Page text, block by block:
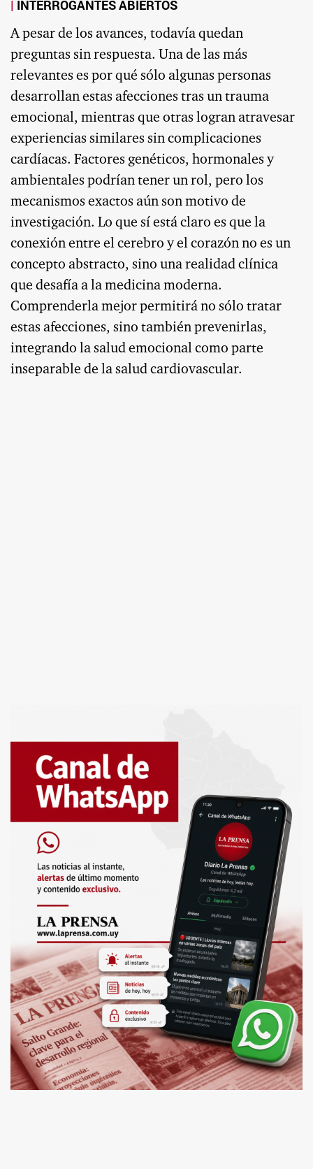
INTERROGANTES ABIERTOS
A pesar de los avances, todavía quedan
preguntas sin respuesta. Una de las más
relevantes es por qué sólo algunas personas
desarrollan estas afecciones tras un trauma
emocional, mientras que otras logran atravesar
experiencias similares sin complicaciones
cardíacas. Factores genéticos, hormonales y
ambientales podrían tener un rol, pero los
mecanismos exactos aún son motivo de
investigación. Lo que sí está claro es que la
conexión entre el cerebro y el corazón no es un
concepto abstracto, sino una realidad clínica
que desafía a la medicina moderna.
Comprenderla mejor permitirá no sólo tratar
estas afecciones, sino también prevenirlas,
integrando la salud emocional como parte
inseparable de la salud cardiovascular.